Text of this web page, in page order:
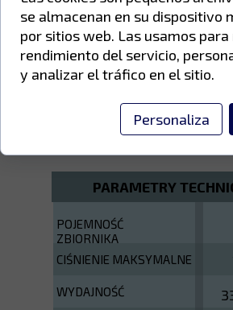
zapewnić niezawodność i
eksploatacji dzięki niższej
obrotowej pompy. Stanowi
narzędzie dla wymagających
profesjonalistów i małych
CIŚNIENIE MAKSYMALNE
PARAMETRY
WYDAJNOŚĆ
POJEMNOŚĆ
ZBIORNIKA
se almacenan en su dispositivo
por sitios web. Las usamos
rendimiento del servicio,
y analizar el tráfico en el sitio.
Personaliza